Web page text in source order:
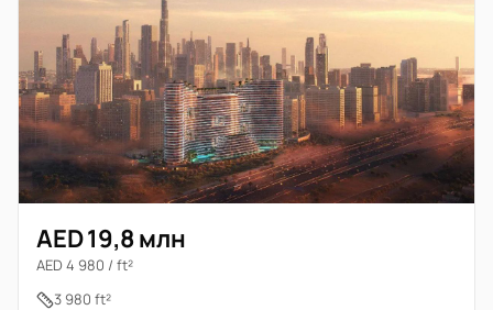
AED 19,8 млн
AED 4 980 / ft²
3 980 ft²